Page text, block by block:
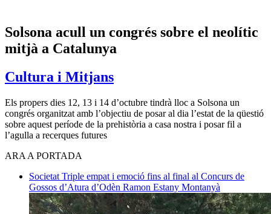
Solsona acull un congrés sobre el neolític
mitjà a Catalunya
Cultura i Mitjans
Els propers dies 12, 13 i 14 d’octubre tindrà lloc a Solsona un
congrés organitzat amb l’objectiu de posar al dia l’estat de la qüestió
sobre aquest període de la prehistòria a casa nostra i posar fil a
l’agulla a recerques futures
ARA A PORTADA
Societat Triple empat i emoció fins al final al Concurs de
Gossos d’Atura d’Odèn Ramon Estany Montanyà